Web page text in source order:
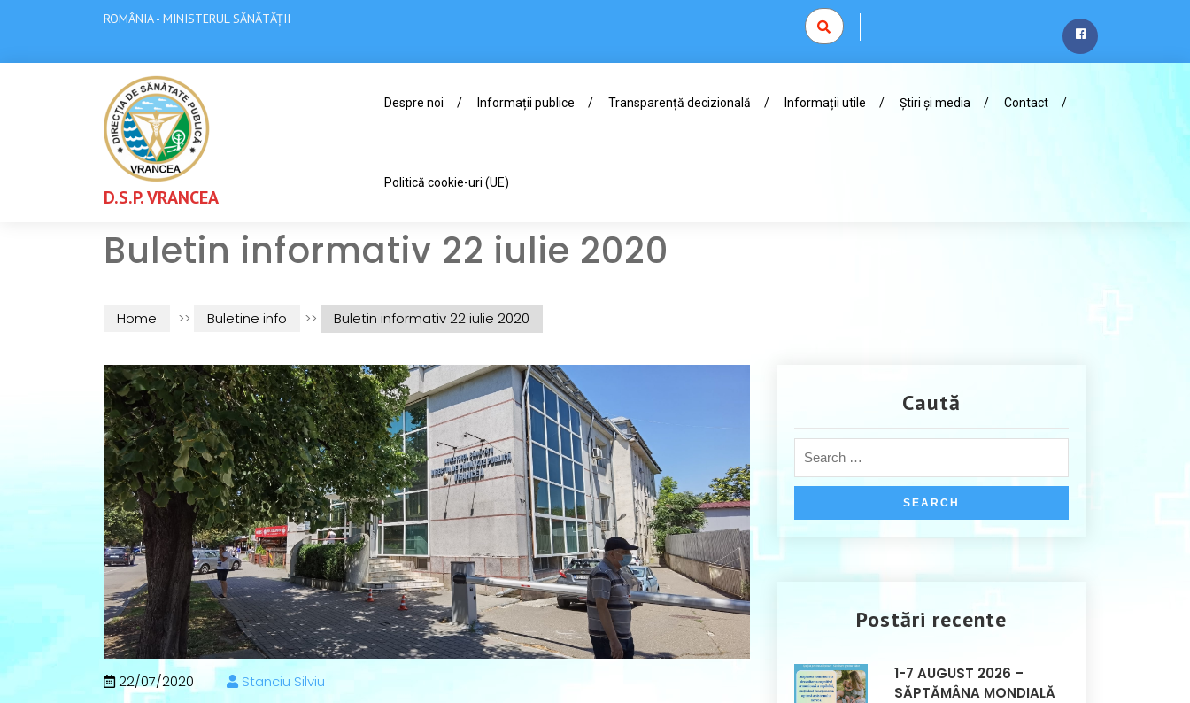
ROMÂNIA - MINISTERUL SĂNĂTĂȚII
D.S.P. VRANCEA
Despre noi Informații publice Transparență decizională Informații utile Știri și media Contact
Politică cookie-uri (UE)
Buletin informativ 22 iulie 2020
Home >> Buletine info >> Buletin informativ 22 iulie 2020
22/07/2020 Stanciu Silviu
Caută
Postări recente
1-7 AUGUST 2026 –
SĂPTĂMÂNA MONDIALĂ